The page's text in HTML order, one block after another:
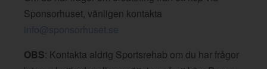
Sponsorhuset, vänligen kontakta
info@sponsorhuset.se
OBS: Kontakta aldrig Sportsrehab om du har frågor